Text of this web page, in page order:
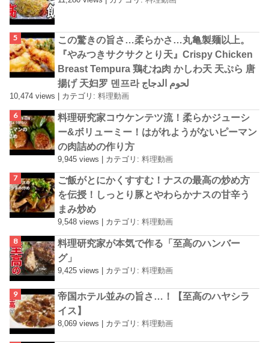
この驚きの旨さ…柔らかさ…丸亀製麺以上。
『やみつきサクサクとり天』Crispy Chicken
Breast Tempura 鶏むね肉 かしわ天 天ぷら 唐
揚げ 天妇罗 덴프라 لحوم الدجاج
10,474 views カテゴリ:料理動画
料理研究家コウケンテツ流！柔らかジューシ
ー&ボリューミー！はがれようがないピーマン
の肉詰めの作り方
9,945 views カテゴリ:料理動画
ご飯がとにかくすすむ！ナスの最高の炒め方
を伝授！しっとり豚とやわらかナスの甘辛う
まみ炒め
9,548 views カテゴリ:料理動画
料理研究家が本気で作る「至高のハンバー
グ」
9,425 views | カテゴリ:料理動画
帝国ホテル並みの旨さ…！【至高のハヤシラ
イス】
8,069 views カテゴリ:料理動画